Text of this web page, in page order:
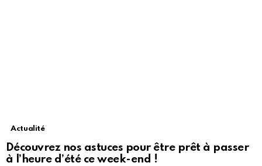
Actualité
Découvrez nos astuces pour être prêt à passer
à l’heure d’été ce week-end !